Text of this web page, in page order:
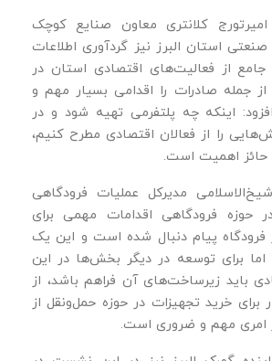
کلانتری معاون صنایع کوچک
استان البرز نیز گردآوری اطلاعات
جامع از فعالیت‌های اقتصادی استان در
جمله صادرات را اقدامی بسیار مهم و
اینکه چه پلتفرمی تهیه شود و در
را از فعالان اقتصادی مطرح کنیم،
حائز اهمیت است.
مدیرکل عملیات فرودگاهی
حوزه فرودگاهی اقدامات مهمی برای
پیام دنبال شده است و این یک
برای توسعه در دیگر بخش‌ها در این
باید زیرساخت‌های آن فراهم باشد، از
برای خرید تجهیزات در حوزه حمل‌و‌نقل از
امری مهم و ضروری است.